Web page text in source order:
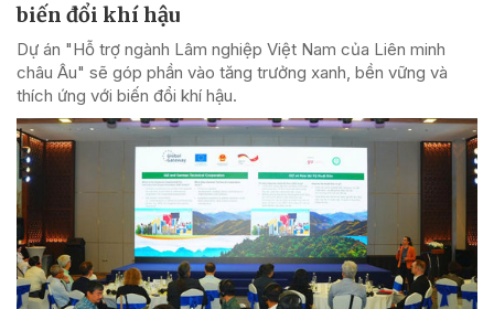
biến đổi khí hậu
Dự án "Hỗ trợ ngành Lâm nghiệp Việt Nam của Liên minh
châu Âu" sẽ góp phần vào tăng trưởng xanh, bền vững và
thích ứng với biến đổi khí hậu.